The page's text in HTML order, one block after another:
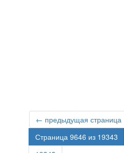
← предыдущая страница
Страница 9646 из 19343